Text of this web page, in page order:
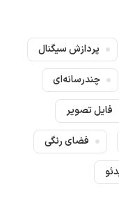
پردازش سیگنال
چند‌رسانه‌ای
فایل تصویر
فضای رنگی